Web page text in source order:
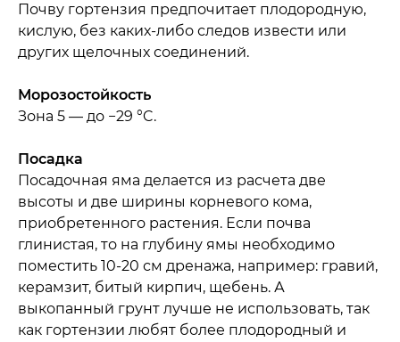
Почву гортензия предпочитает плодородную,
кислую, без каких-либо следов извести или
других щелочных соединений.
Морозостойкость
Зона 5 — до −29 °C.
Посадка
Посадочная яма делается из расчета две
высоты и две ширины корневого кома,
приобретенного растения. Если почва
глинистая, то на глубину ямы необходимо
поместить 10-20 см дренажа, например: гравий,
керамзит, битый кирпич, щебень. А
выкопанный грунт лучше не использовать, так
как гортензии любят более плодородный и